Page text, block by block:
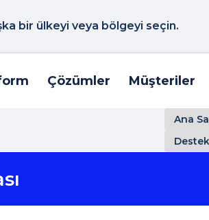
bir ülkeyi veya bölgeyi seçin.
Çözümler Müşteriler
Ana
Destek